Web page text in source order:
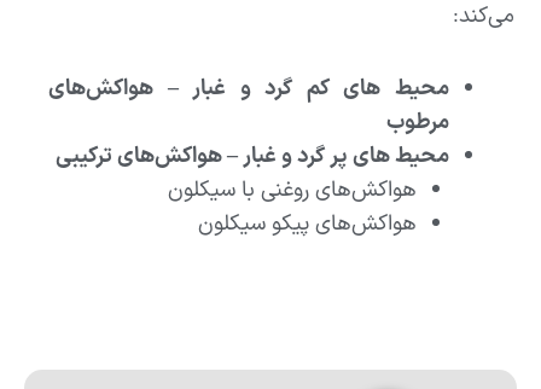
می‌کند:
محیط های کم گرد و غبار – هواکش‌های
مرطوب
محیط های پر گرد و غبار – هواکش‌های ترکیبی
هواکش‌های روغنی با سیکلون​
هواکش‌های پیکو سیکلون